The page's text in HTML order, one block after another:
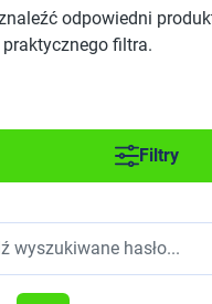
odpowiedni
filtra.
Filtry